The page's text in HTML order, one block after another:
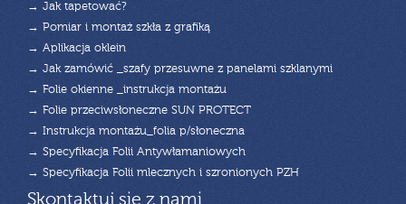
→ Jak tapetować?
→ Pomiar i montaż szkła z grafiką
→ Aplikacja oklein
→ Jak zamówić _szafy przesuwne z panelami szklanymi
→ Folie okienne _instrukcja montażu
→ Folie przeciwsłoneczne SUN PROTECT
→ Instrukcja montażu_folia p/słoneczna
→ Specyfikacja Folii Antywłamaniowych
→ Specyfikacja Folii mlecznych i szronionych PZH
Skontaktuj się z nami